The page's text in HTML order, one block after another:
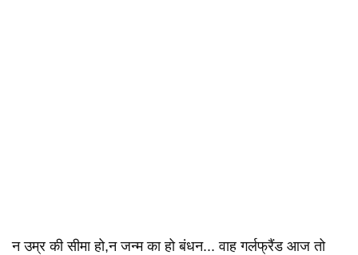
न उम्र की सीमा हो,न जन्म का हो बंधन... वाह गर्लफ्रैंड आज तो